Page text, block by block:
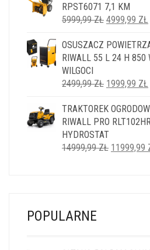
RPST6071 7,1 KM
5999,99ZŁ PIERWOTNA
WYNOSIŁA:
5999,99 ZŁ.
4999,99 ZŁ
OSUSZACZ
RIWALL 55 L 24 H 850
WILGOCI
2499,99ZŁ PIERWOTNA
WYNOSIŁA:
2499,99 ZŁ.
1999,99 ZŁ
TRAKTOREK
RIWALL PRO
HYDROSTAT
14999,99ZŁ 11999,99
POPULARNE